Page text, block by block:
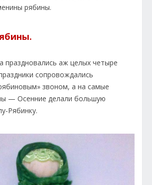
рябины.
праздновались аж целых четыре
сопровождались
звоном, а на самые
— Осенние делали большую
Рябинку.